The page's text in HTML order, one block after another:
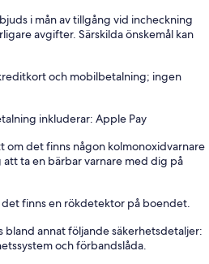
i mån av tillgång vid incheckning
avgifter. Särskilda önskemål kan
och mobilbetalning; ingen
inkluderar: Apple Pay
om det finns någon kolmonoxidvarnare
ta en bärbar varnare med dig på
finns en rökdetektor på boendet.
bland annat följande säkerhetsdetaljer:
och förbandslåda.